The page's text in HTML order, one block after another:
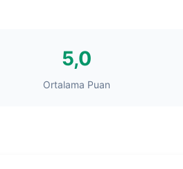
5,0
Ortalama Puan